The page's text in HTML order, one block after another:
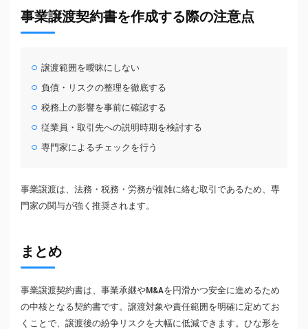
事業譲渡契約書を作成する際の注意点
譲渡範囲を曖昧にしない
負債・リスクの整理を徹底する
税務上の影響を事前に確認する
従業員・取引先への説明時期を検討する
専門家によるチェックを行う
事業譲渡は、法務・税務・労務が複雑に絡む取引であるため、専
門家の関与が強く推奨されます。
まとめ
事業譲渡契約書は、事業承継やM&Aを円滑かつ安全に進めるため
の中核となる契約書です。譲渡対象や責任範囲を明確に定めてお
くことで、譲渡後の紛争リスクを大幅に低減できます。ひな形を